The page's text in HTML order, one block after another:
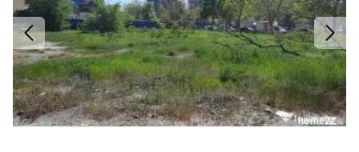
Servicii
Animale de companie
Afaceri și echipamente profesionale
Inchiriere Bunuri si Vehicule
Utilaje agricole si industriale
Piese auto si accesorii
Dacia Duster